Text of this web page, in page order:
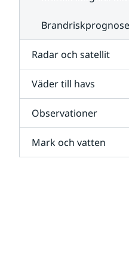
Radar och satellit
Väder till havs
Observationer
Mark och vatten